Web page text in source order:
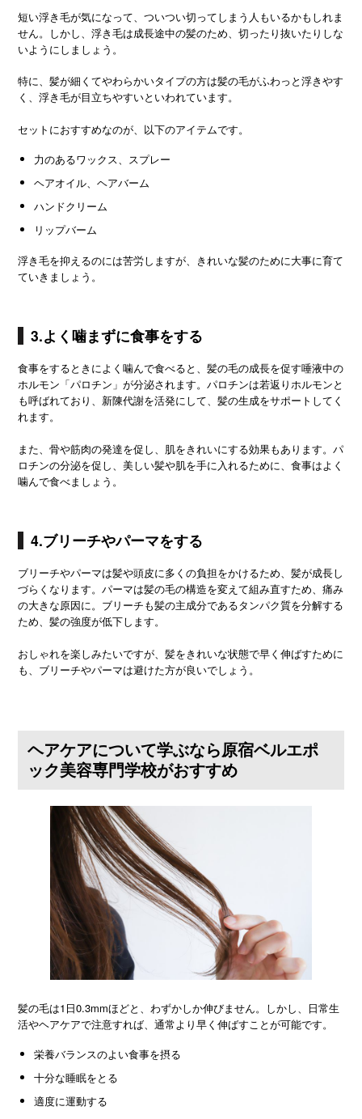
短い浮き毛が気になって、ついつい切ってしまう人もいるかもしれま
せん。しかし、浮き毛は成長途中の髪のため、切ったり抜いたりしな
いようにしましょう。
特に、髪が細くてやわらかいタイプの方は髪の毛がふわっと浮きやす
く、浮き毛が目立ちやすいといわれています。
セットにおすすめなのが、以下のアイテムです。
力のあるワックス、スプレー
ヘアオイル、ヘアバーム
ハンドクリーム
リップバーム
浮き毛を抑えるのには苦労しますが、きれいな髪のために大事に育て
ていきましょう。
3.よく噛まずに食事をする
食事をするときによく噛んで食べると、髪の毛の成長を促す唾液中の
ホルモン「パロチン」が分泌されます。パロチンは若返りホルモンと
も呼ばれており、新陳代謝を活発にして、髪の生成をサポートしてく
れます。
また、骨や筋肉の発達を促し、肌をきれいにする効果もあります。パ
ロチンの分泌を促し、美しい髪や肌を手に入れるために、食事はよく
噛んで食べましょう。
4.ブリーチやパーマをする
ブリーチやパーマは髪や頭皮に多くの負担をかけるため、髪が成長し
づらくなります。パーマは髪の毛の構造を変えて組み直すため、痛み
の大きな原因に。ブリーチも髪の主成分であるタンパク質を分解する
ため、髪の強度が低下します。
おしゃれを楽しみたいですが、髪をきれいな状態で早く伸ばすために
も、ブリーチやパーマは避けた方が良いでしょう。
ヘアケアについて学ぶなら原宿ベルエポ
ック美容専門学校がおすすめ
髪の毛は1日0.3mmほどと、わずかしか伸びません。しかし、日常生
活やヘアケアで注意すれば、通常より早く伸ばすことが可能です。
栄養バランスのよい食事を摂る
十分な睡眠をとる
適度に運動する